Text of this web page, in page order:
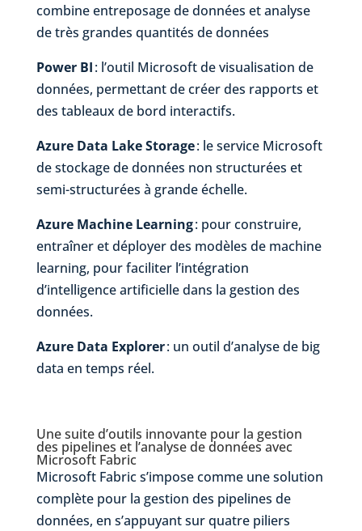
combine entreposage de données et analyse
de très grandes quantités de données
Power BI: l’outil Microsoft de visualisation de
données, permettant de créer des rapports et
des tableaux de bord interactifs.
Azure Data Lake Storage: le service Microsoft
de stockage de données non structurées et
semi-structurées à grande échelle.
Azure Machine Learning: pour construire,
entraîner et déployer des modèles de machine
learning, pour faciliter l’intégration
d’intelligence artificielle dans la gestion des
données.
Azure Data Explorer: un outil d’analyse de big
data en temps réel.
Unesuite d’outils innovante pour la gestion
des pipelines et l’analysede donnéesavec
Microsoft Fabric
Microsoft Fabric s’impose comme une solution
complète pour la gestion des pipelines de
données, en s’appuyant sur quatre piliers